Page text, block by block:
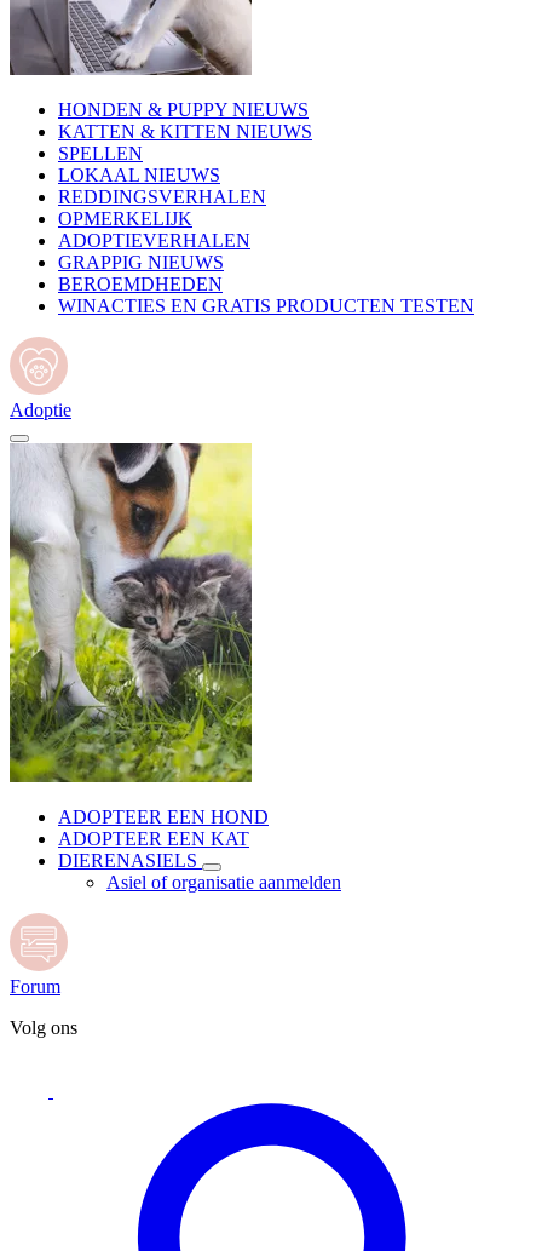
HONDEN & PUPPY NIEUWS
KATTEN & KITTEN NIEUWS
SPELLEN
LOKAAL NIEUWS
REDDINGSVERHALEN
OPMERKELIJK
ADOPTIEVERHALEN
GRAPPIG NIEUWS
BEROEMDHEDEN
WINACTIES EN GRATIS PRODUCTEN TESTEN
Adoptie
ADOPTEER EEN HOND
ADOPTEER EEN KAT
DIERENASIELS
Asiel of organisatie aanmelden
Forum
Volg ons